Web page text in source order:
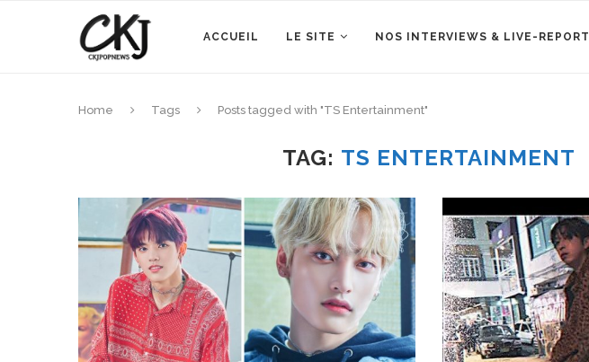
ACCUEIL LE SITE NOS INTERVIEWS & LIVE-REPORT
Home Tags Posts tagged with "TS Entertainment"
TAG: TS ENTERTAINMENT